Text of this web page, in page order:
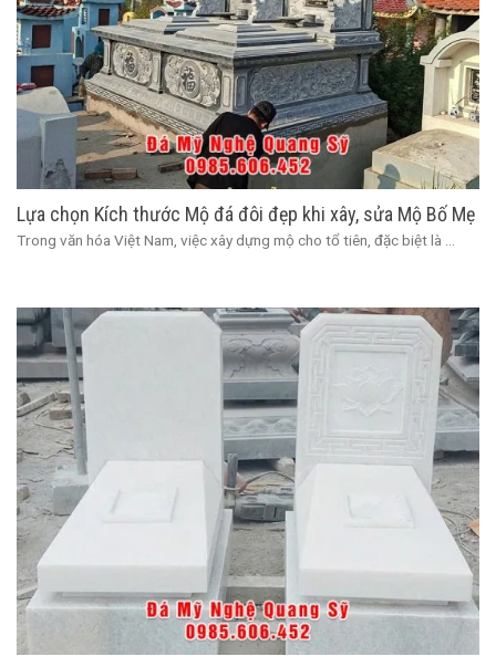
Lựa chọn Kích thước Mộ đá đôi đẹp khi xây, sửa Mộ Bố Mẹ
Trong văn hóa Việt Nam, việc xây dựng mộ cho tổ tiên, đặc biệt là ...